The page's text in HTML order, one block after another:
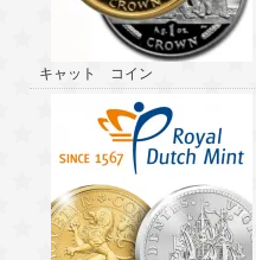
キャット コイン